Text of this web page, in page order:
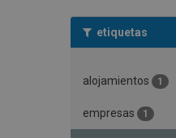
etiquetas
alojamientos 1
empresas 1